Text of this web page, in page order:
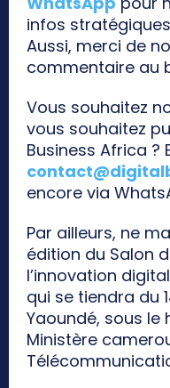
infos
Aussi, merci de
commentaire au
Vous souhaitez
vous souhaitez
Business Africa ?
encore via
Par ailleurs, ne
édition du Salon
l’innovation
qui se tiendra du
Yaoundé, sous
Ministère